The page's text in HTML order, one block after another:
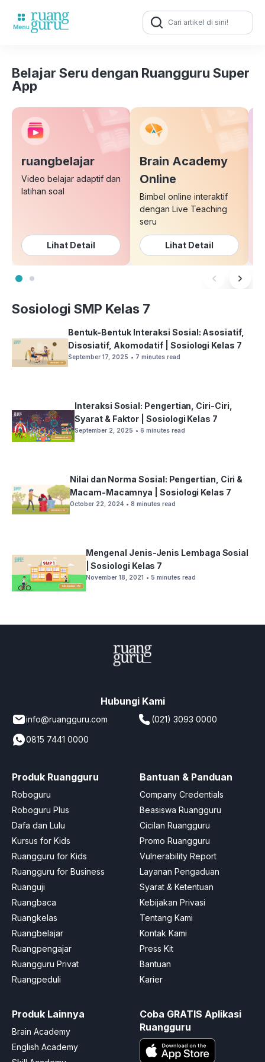
Search
for:
Belajar Seru dengan Ruangguru Super
App
ruangbelajar
Video belajar adaptif dan
latihan soal
Lihat Detail
Brain Academy
Online
Bimbel online interaktif
dengan Live Teaching
seru
Lihat Detail
Sosiologi SMP Kelas 7
Bentuk-Bentuk Interaksi Sosial: Asosiatif,
Disosiatif, Akomodatif | Sosiologi Kelas 7
September 17, 2025 • 7 minutes read
Interaksi Sosial: Pengertian, Ciri-Ciri,
Syarat & Faktor | Sosiologi Kelas 7
September 2, 2025 • 6 minutes read
Nilai dan Norma Sosial: Pengertian, Ciri &
Macam-Macamnya | Sosiologi Kelas 7
October 22, 2024 • 8 minutes read
Mengenal Jenis-Jenis Lembaga Sosial
| Sosiologi Kelas 7
November 18, 2021 • 5 minutes read
Hubungi Kami
info@ruangguru.com
(021) 3093 0000
0815 7441 0000
Produk Ruangguru
Roboguru
Roboguru Plus
Dafa dan Lulu
Kursus for Kids
Ruangguru for Kids
Ruangguru for Business
Ruanguji
Ruangbaca
Ruangkelas
Ruangbelajar
Ruangpengajar
Ruangguru Privat
Ruangpeduli
Bantuan & Panduan
Company Credentials
Beasiswa Ruangguru
Cicilan Ruangguru
Promo Ruangguru
Vulnerability Report
Layanan Pengaduan
Syarat & Ketentuan
Kebijakan Privasi
Tentang Kami
Kontak Kami
Press Kit
Bantuan
Karier
Produk Lainnya
Brain Academy
English Academy
Coba GRATIS Aplikasi
Ruangguru